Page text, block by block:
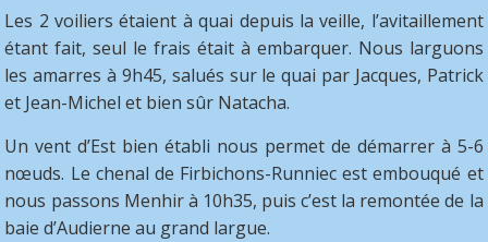
Les 2 voiliers étaient à quai depuis la veille, l’avitaillement
étant fait, seul le frais était à embarquer. Nous larguons
les amarres à 9h45, salués sur le quai par Jacques, Patrick
et Jean-Michel et bien sûr Natacha.
Un vent d’Est bien établi nous permet de démarrer à 5-6
nœuds. Le chenal de Firbichons-Runniec est embouqué et
nous passons Menhir à 10h35, puis c’est la remontée de la
baie d’Audierne au grand largue.